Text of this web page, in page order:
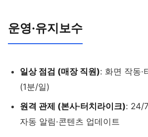
운영·유지보수
일상 점검 (매장 직원): 화면 작동·
(1분/일)
원격 관제 (본사·터치라이크): 24/
자동 알림·콘텐츠 업데이트